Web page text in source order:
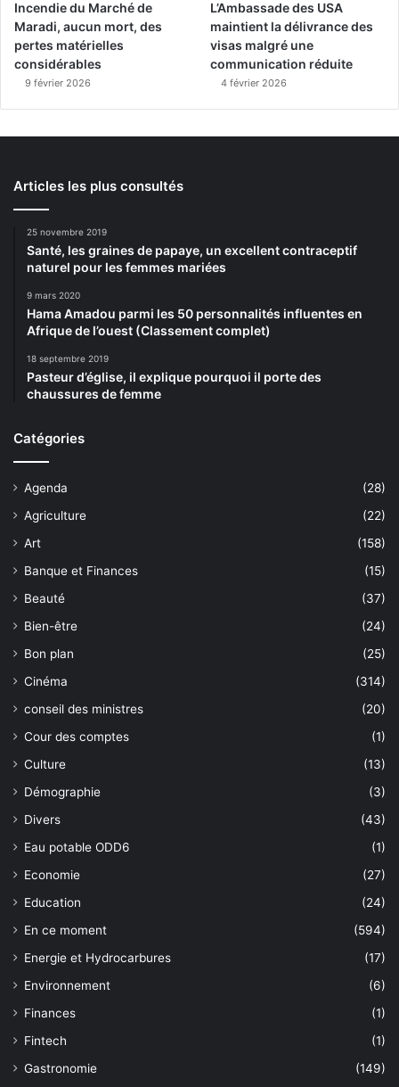
Incendie du Marché de
Maradi, aucun mort, des
pertes matérielles
considérables
9 février 2026
L’Ambassade des USA
maintient la délivrance des
visas malgré une
communication réduite
4 février 2026
Articles les plus consultés
25 novembre 2019
Santé, les graines de papaye, un excellent contraceptif
naturel pour les femmes mariées
9 mars 2020
Hama Amadou parmi les 50 personnalités influentes en
Afrique de l’ouest (Classement complet)
18 septembre 2019
Pasteur d’église, il explique pourquoi il porte des
chaussures de femme
Catégories
Agenda
(28)
Agriculture
(22)
Art
(158)
Banque et Finances
(15)
Beauté
(37)
Bien-être
(24)
Bon plan
(25)
Cinéma
(314)
conseil des ministres
(20)
Cour des comptes
(1)
Culture
(13)
Démographie
(3)
Divers
(43)
Eau potable ODD6
(1)
Economie
(27)
Education
(24)
En ce moment
(594)
Energie et Hydrocarbures
(17)
Environnement
(6)
Finances
(1)
Fintech
(1)
Gastronomie
(149)